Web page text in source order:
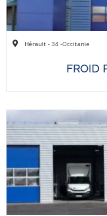
Hérault - 34 -Occitanie
FROID